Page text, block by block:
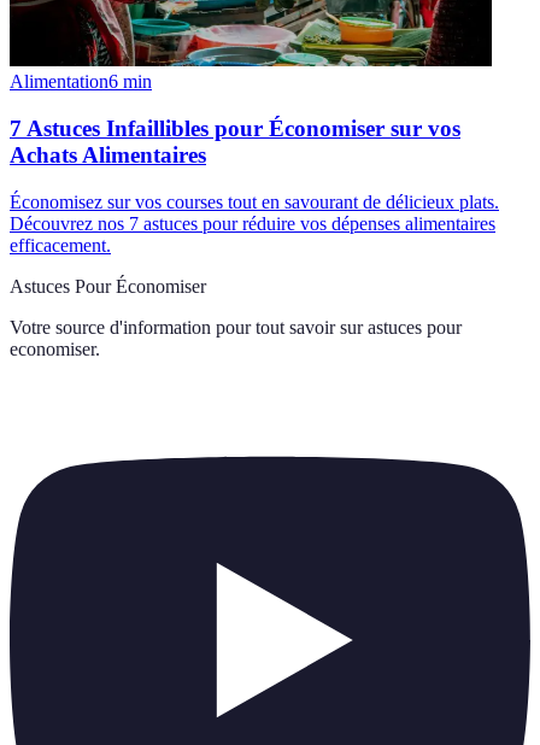
Alimentation6 min
7 Astuces Infaillibles pour Économiser sur vos
Achats Alimentaires
Économisez sur vos courses tout en savourant de délicieux plats.
Découvrez nos 7 astuces pour réduire vos dépenses alimentaires
efficacement.
Astuces Pour Économiser
Votre source d'information pour tout savoir sur astuces pour
economiser.